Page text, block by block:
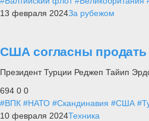
13 февраля 2024За рубежом
США согласны продать
Президент Турции Реджеп Тайип
694 0 0
#ВПК #НАТО #Скандинавия #США
10 февраля 2024Техника